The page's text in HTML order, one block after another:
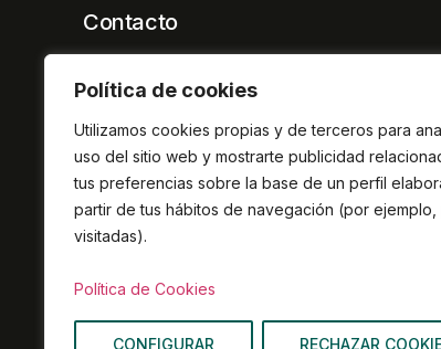
Política de cookies
Utilizamos cookies propias y de terceros para
uso del sitio web y mostrarte publicidad
tus preferencias sobre la base de un perfil
partir de tus hábitos de navegación (por ejemplo,
visitadas).
Política de Cookies
CONFIGURAR RECHAZAR
Contacto
Cita
De martes a jueves de 10:00 a
Síguenos